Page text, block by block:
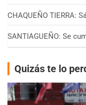
CHAQUEÑO TIERRA:
SANTIAGUEÑO: Se
Quizás te lo